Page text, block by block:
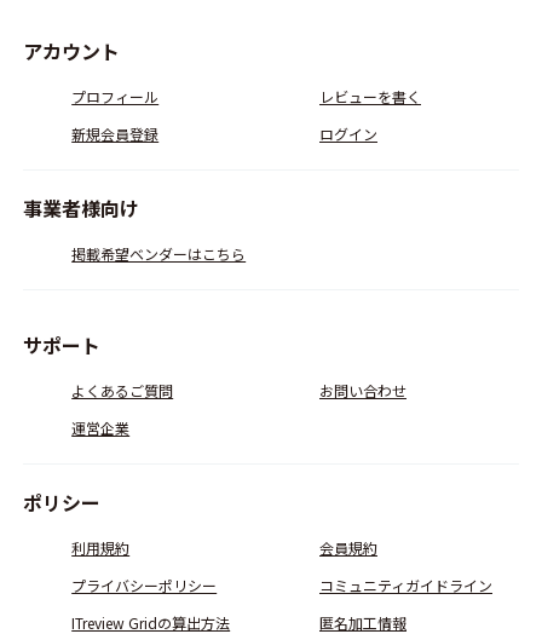
アカウント
プロフィール
レビューを書く
新規会員登録
ログイン
事業者様向け
掲載希望ベンダーはこちら
サポート
よくあるご質問
お問い合わせ
運営企業
ポリシー
利用規約
会員規約
プライバシーポリシー
コミュニティガイドライン
ITreview Gridの算出方法
匿名加工情報